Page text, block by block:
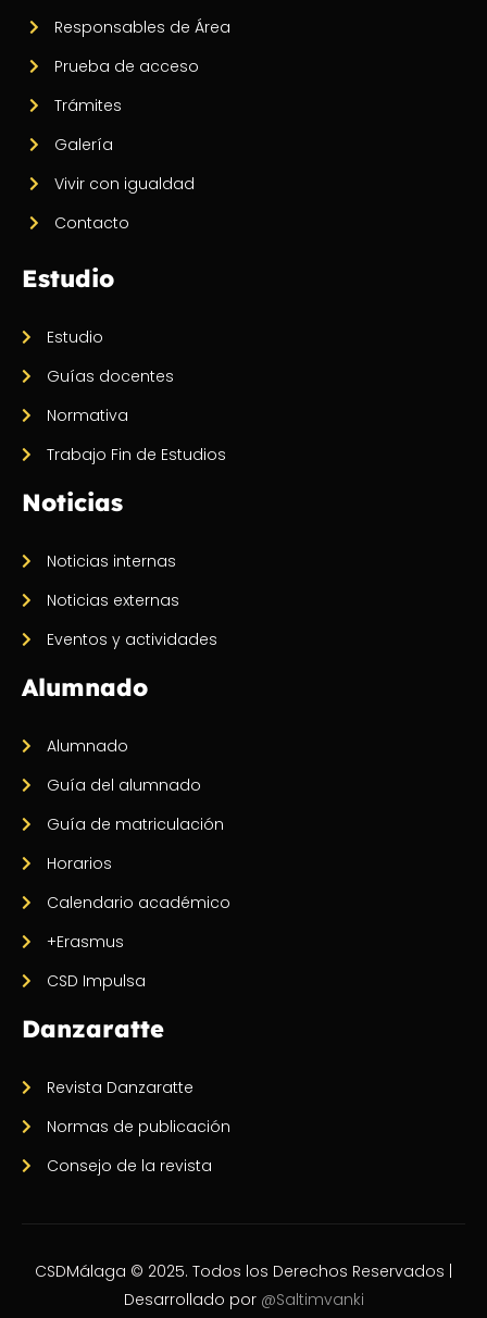
Responsables de Área
Prueba de acceso
Trámites
Galería
Vivir con igualdad
Contacto
Estudio
Estudio
Guías docentes
Normativa
Trabajo Fin de Estudios
Noticias
Noticias internas
Noticias externas
Eventos y actividades
Alumnado
Alumnado
Guía del alumnado
Guía de matriculación
Horarios
Calendario académico
+Erasmus
CSD Impulsa
Danzaratte
Revista Danzaratte
Normas de publicación
Consejo de la revista
CSDMálaga © 2025. Todos los Derechos Reservados |
Desarrollado por @Saltimvanki